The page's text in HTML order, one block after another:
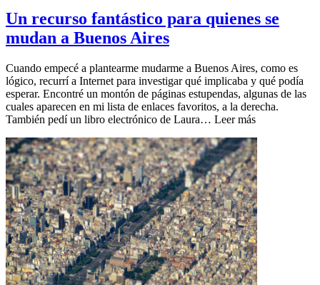
Un recurso fantástico para quienes se
mudan a Buenos Aires
Cuando empecé a plantearme mudarme a Buenos Aires, como es
lógico, recurrí a Internet para investigar qué implicaba y qué podía
esperar. Encontré un montón de páginas estupendas, algunas de las
cuales aparecen en mi lista de enlaces favoritos, a la derecha.
También pedí un libro electrónico de Laura… Leer más